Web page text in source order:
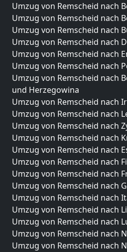
Umzug von Remscheid nach
Umzug von Remscheid nach
Umzug von Remscheid nach
Umzug von Remscheid nach
Umzug von Remscheid nach
Umzug von Remscheid nach
Umzug von Remscheid nach
und Herzegowina
Umzug von Remscheid nach
Umzug von Remscheid nach
Umzug von Remscheid nach
Umzug von Remscheid nach
Umzug von Remscheid nach
Umzug von Remscheid nach
Umzug von Remscheid nach
Umzug von Remscheid nach
Umzug von Remscheid nach
Umzug von Remscheid nach
Umzug von Remscheid nach
Umzug von Remscheid nach
Umzug von Remscheid nach